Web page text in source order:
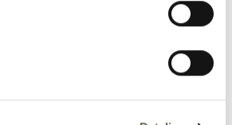
i gjennomfarget porselen. Det
for i glasuren utenpå. Denne
særlig i de mørke nyansene.
av hender og håndteres